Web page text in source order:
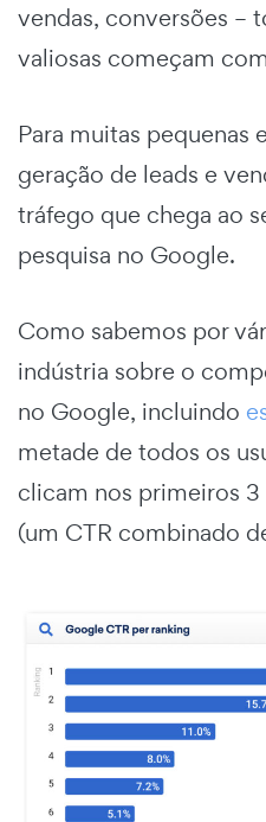
vendas, conversões –
valiosas começam
Para muitas pequenas
geração de leads e
tráfego que chega ao
pesquisa no Google.
Como sabemos por
indústria sobre o
no Google, incluindo
metade de todos os
clicam nos primeiros
(um CTR combinado